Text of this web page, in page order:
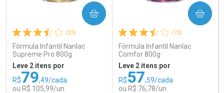
(23)
Fórmula Infantil Nanlac
Supreme Pro 800g
Leve 2 itens por
R$79,49/cada
ou R$ 105,99/un
COMPRAR
(72)
Fórmula Infantil Nanlac
Comfor 800g
Leve 2 itens por
R$57,59/cada
ou R$ 76,78/un
COMPRAR